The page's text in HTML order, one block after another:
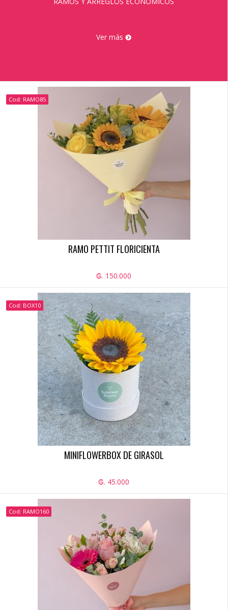
Ver más
Cod: RAMO85
RAMO PETTIT FLORICIENTA
₲. 150.000
Cod: BOX10
MINIFLOWERBOX DE GIRASOL
₲. 45.000
Cod: RAMO160